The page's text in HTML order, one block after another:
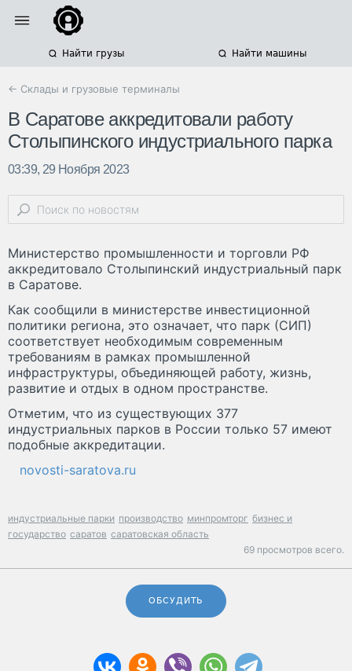
Найти грузы Найти машины
← Склады и грузовые терминалы
В Саратове аккредитовали работу
Столыпинского индустриального парка
03:39, 29 Ноября 2023
Министерство промышленности и торговли РФ
аккредитовало Столыпинский индустриальный парк
в Саратове.
Как сообщили в министерстве инвестиционной
политики региона, это означает, что парк (СИП)
соответствует необходимым современным
требованиям в рамках промышленной
инфраструктуры, объединяющей работу, жизнь,
развитие и отдых в одном пространстве.
Отметим, что из существующих 377
индустриальных парков в России только 57 имеют
подобные аккредитации.
novosti-saratova.ru
индустриальные парки производство минпромторг бизнес и
государство саратов саратовская область
69 просмотров всего.
ОБСУДИТЬ